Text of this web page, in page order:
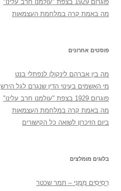
פוגרום 1929 בצפת "עולמנו חרב עלינו"
מה באמת קרה במלחמת העצמאות
פוסטים אחרונים
מה בין אברהם לינקולן לנפתלי בנט
מי האשמים בעינוי הדין שנגרם לגל הירש
פוגרום 1929 בצפת "עולמנו חרב עלינו"
מה באמת קרה במלחמת העצמאות
ביום הזיכרון לשואה כל הקישורים
בלוגים מומלצים
רְסִיסִים מִמֶנִי – תמר שכטר